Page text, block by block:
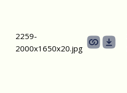
2259-
2000х1650х20.jpg